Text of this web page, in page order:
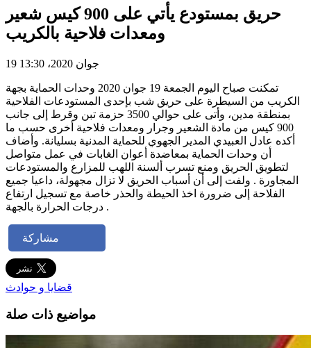
حريق بمستودع يأتي على 900 كيس شعير
ومعدات فلاحية بالكريب
19 جوان 2020، 13:30
تمكنت صباح اليوم الجمعة 19 جوان 2020 وحدات الحماية بجهة
الكريب من السيطرة على حريق شب بإحدى المستودعات الفلاحية
بمنطقة مدين، وأتى على حوالي 3500 حزمة تبن وقرط إلى جانب
900 كيس من مادة الشعير وجرار ومعدات فلاحية أخرى حسب ما
أكده عادل العبيدي المدير الجهوي للحماية المدنية بسليانة. وأضاف
أن وحدات الحماية بمعاضدة أعوان الغابات في عمل متواصل
لتطويق الحريق ومنع تسرب ألسنة اللهب للمزارع والمستودعات
المجاورة . ولفت إلى أن أسباب الحريق لا تزال مجهولة، داعيا جميع
الفلاحة إلى ضرورة اخذ الحيطة والحذر خاصة مع تسجيل ارتفاع
درجات الحرارة بالجهة .
مشاركة
قضايا و حوادث
مواضيع ذات صلة